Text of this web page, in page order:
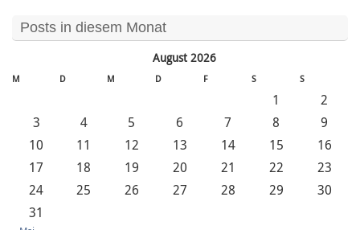
Posts in diesem Monat
August 2026
M D M D F S S
1
2
3
4 5 6 7 8
9
10
11 12 13 14 15
16
17
18 19 20 21 22
23
24
25 26 27 28 29
30
31